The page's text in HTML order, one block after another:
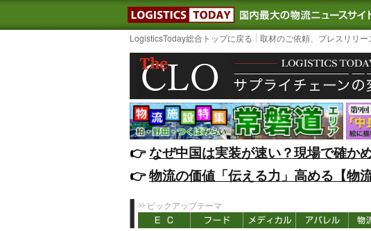
LOGISTICS TODAY｜国
LogisticsToday総合トップに戻る 取材のご依頼、プレスリリ
👉️なぜ中国は実装が速い？現場で確か
👉️物流の価値「伝える力」高める【物
ピックアップテーマ